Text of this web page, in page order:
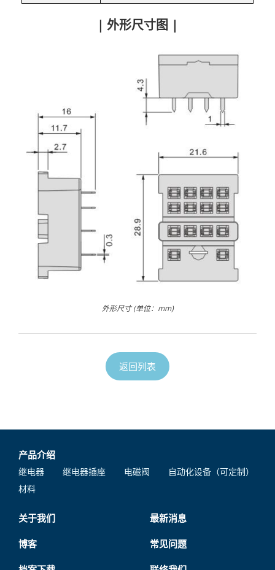
| 外形尺寸图 |
外形尺寸 (单位：mm)
返回列表
产品介绍
继电器 继电器插座 电磁阀
自动化设备（可定制）
材料
关于我们 最新消息
博客 常见问题